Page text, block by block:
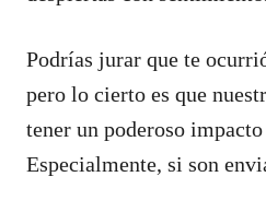
Podrías jurar que te
pero lo cierto es que
tener un poderoso
Especialmente, si son